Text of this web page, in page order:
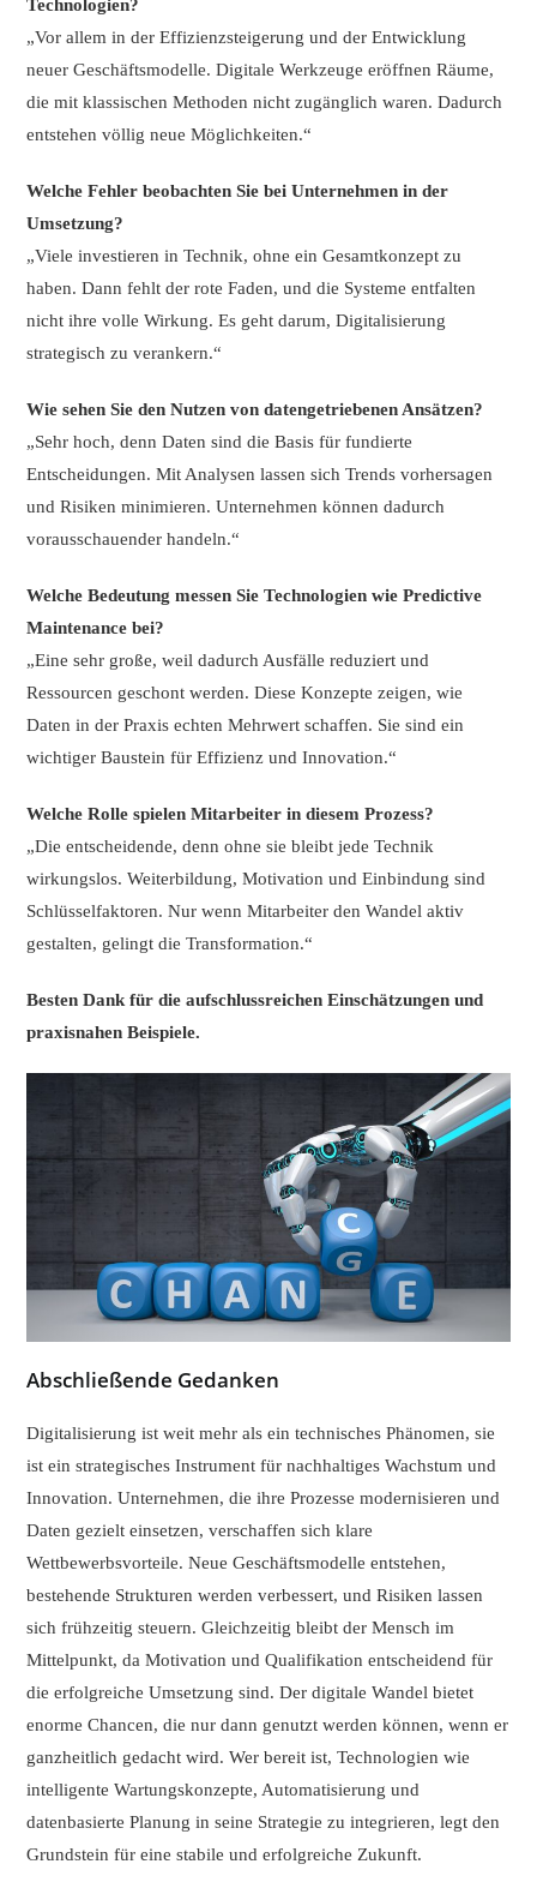
Technologien?
„Vor allem in der Effizienzsteigerung und der Entwicklung
neuer Geschäftsmodelle. Digitale Werkzeuge eröffnen Räume,
die mit klassischen Methoden nicht zugänglich waren. Dadurch
entstehen völlig neue Möglichkeiten.“
Welche Fehler beobachten Sie bei Unternehmen in der
Umsetzung?
„Viele investieren in Technik, ohne ein Gesamtkonzept zu
haben. Dann fehlt der rote Faden, und die Systeme entfalten
nicht ihre volle Wirkung. Es geht darum, Digitalisierung
strategisch zu verankern.“
Wie sehen Sie den Nutzen von datengetriebenen Ansätzen?
„Sehr hoch, denn Daten sind die Basis für fundierte
Entscheidungen. Mit Analysen lassen sich Trends vorhersagen
und Risiken minimieren. Unternehmen können dadurch
vorausschauender handeln.“
Welche Bedeutung messen Sie Technologien wie Predictive
Maintenance bei?
„Eine sehr große, weil dadurch Ausfälle reduziert und
Ressourcen geschont werden. Diese Konzepte zeigen, wie
Daten in der Praxis echten Mehrwert schaffen. Sie sind ein
wichtiger Baustein für Effizienz und Innovation.“
Welche Rolle spielen Mitarbeiter in diesem Prozess?
„Die entscheidende, denn ohne sie bleibt jede Technik
wirkungslos. Weiterbildung, Motivation und Einbindung sind
Schlüsselfaktoren. Nur wenn Mitarbeiter den Wandel aktiv
gestalten, gelingt die Transformation.“
Besten Dank für die aufschlussreichen Einschätzungen und
praxisnahen Beispiele.
Abschließende Gedanken
Digitalisierung ist weit mehr als ein technisches Phänomen, sie
ist ein strategisches Instrument für nachhaltiges Wachstum und
Innovation. Unternehmen, die ihre Prozesse modernisieren und
Daten gezielt einsetzen, verschaffen sich klare
Wettbewerbsvorteile. Neue Geschäftsmodelle entstehen,
bestehende Strukturen werden verbessert, und Risiken lassen
sich frühzeitig steuern. Gleichzeitig bleibt der Mensch im
Mittelpunkt, da Motivation und Qualifikation entscheidend für
die erfolgreiche Umsetzung sind. Der digitale Wandel bietet
enorme Chancen, die nur dann genutzt werden können, wenn er
ganzheitlich gedacht wird. Wer bereit ist, Technologien wie
intelligente Wartungskonzepte, Automatisierung und
datenbasierte Planung in seine Strategie zu integrieren, legt den
Grundstein für eine stabile und erfolgreiche Zukunft.